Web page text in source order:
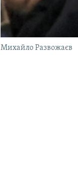
Михайло Развожаєв